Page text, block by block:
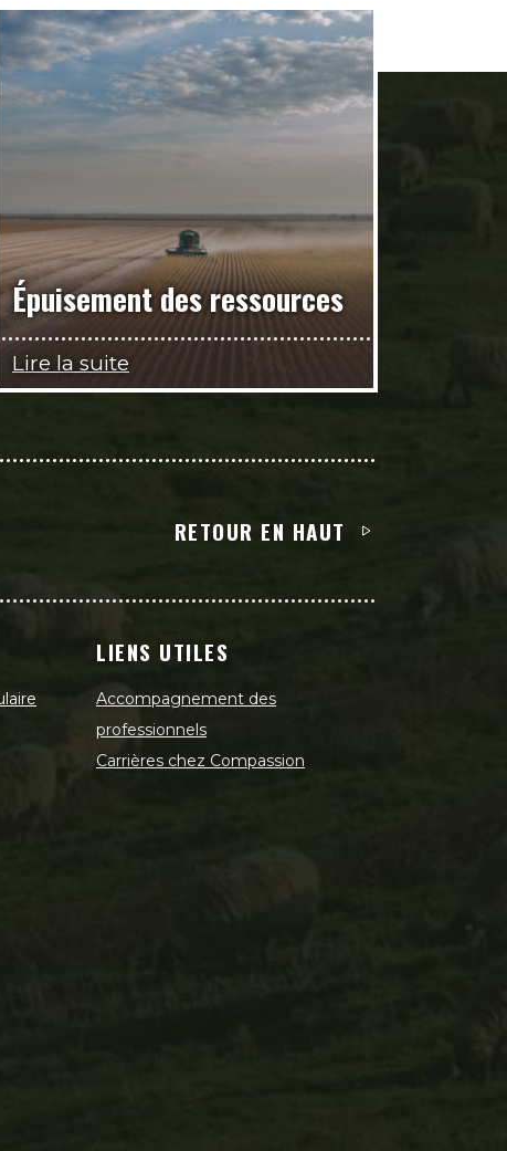
Épuisement des ressources
Lire la suite
RETOUR EN HAUT
LIENS UTILES
Accompagnement des
professionnels
Carrières chez Compassion